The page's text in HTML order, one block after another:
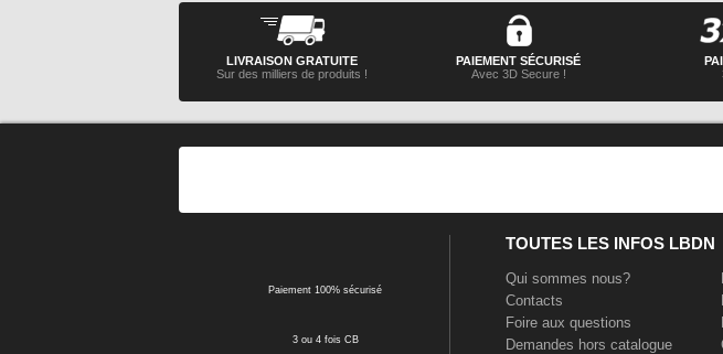
LIVRAISON GRATUITE
Sur des milliers de produits !
PAIEMENT SÉCURISÉ
Avec 3D Secure !
Paiement 100% sécurisé
3 ou 4 fois CB
TOUTES LES INFOS LBDN
Qui sommes nous?
Contacts
Foire aux questions
Demandes hors catalogue